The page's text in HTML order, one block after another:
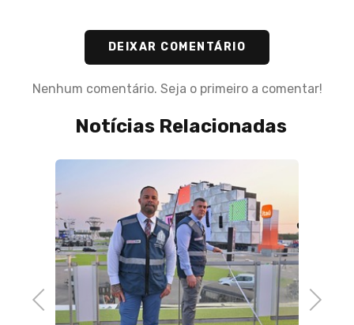
DEIXAR COMENTÁRIO
Nenhum comentário. Seja o primeiro a comentar!
Notícias Relacionadas
Previous Next